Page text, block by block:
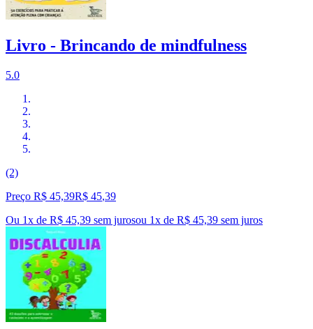
Livro - Brincando de mindfulness
5.0
(2)
Preço R$ 45,39R$ 45,39
Ou 1x de R$ 45,39 sem jurosou 1x de R$ 45,39 sem juros